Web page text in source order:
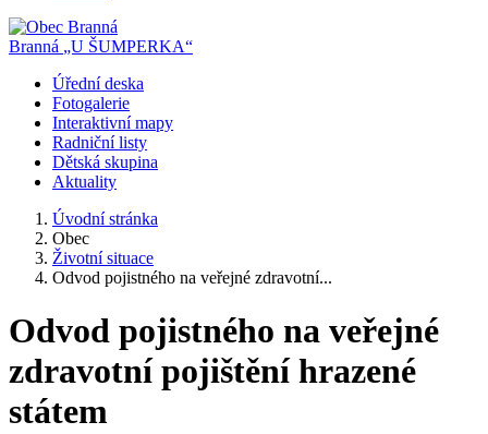
Branná „U ŠUMPERKA“
Úřední deska
Fotogalerie
Interaktivní mapy
Radniční listy
Dětská skupina
Aktuality
Úvodní stránka
Obec
Životní situace
Odvod pojistného na veřejné zdravotní...
Odvod pojistného na veřejné
zdravotní pojištění hrazené
státem